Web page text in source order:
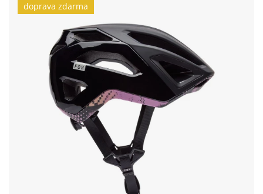
doprava zdarma